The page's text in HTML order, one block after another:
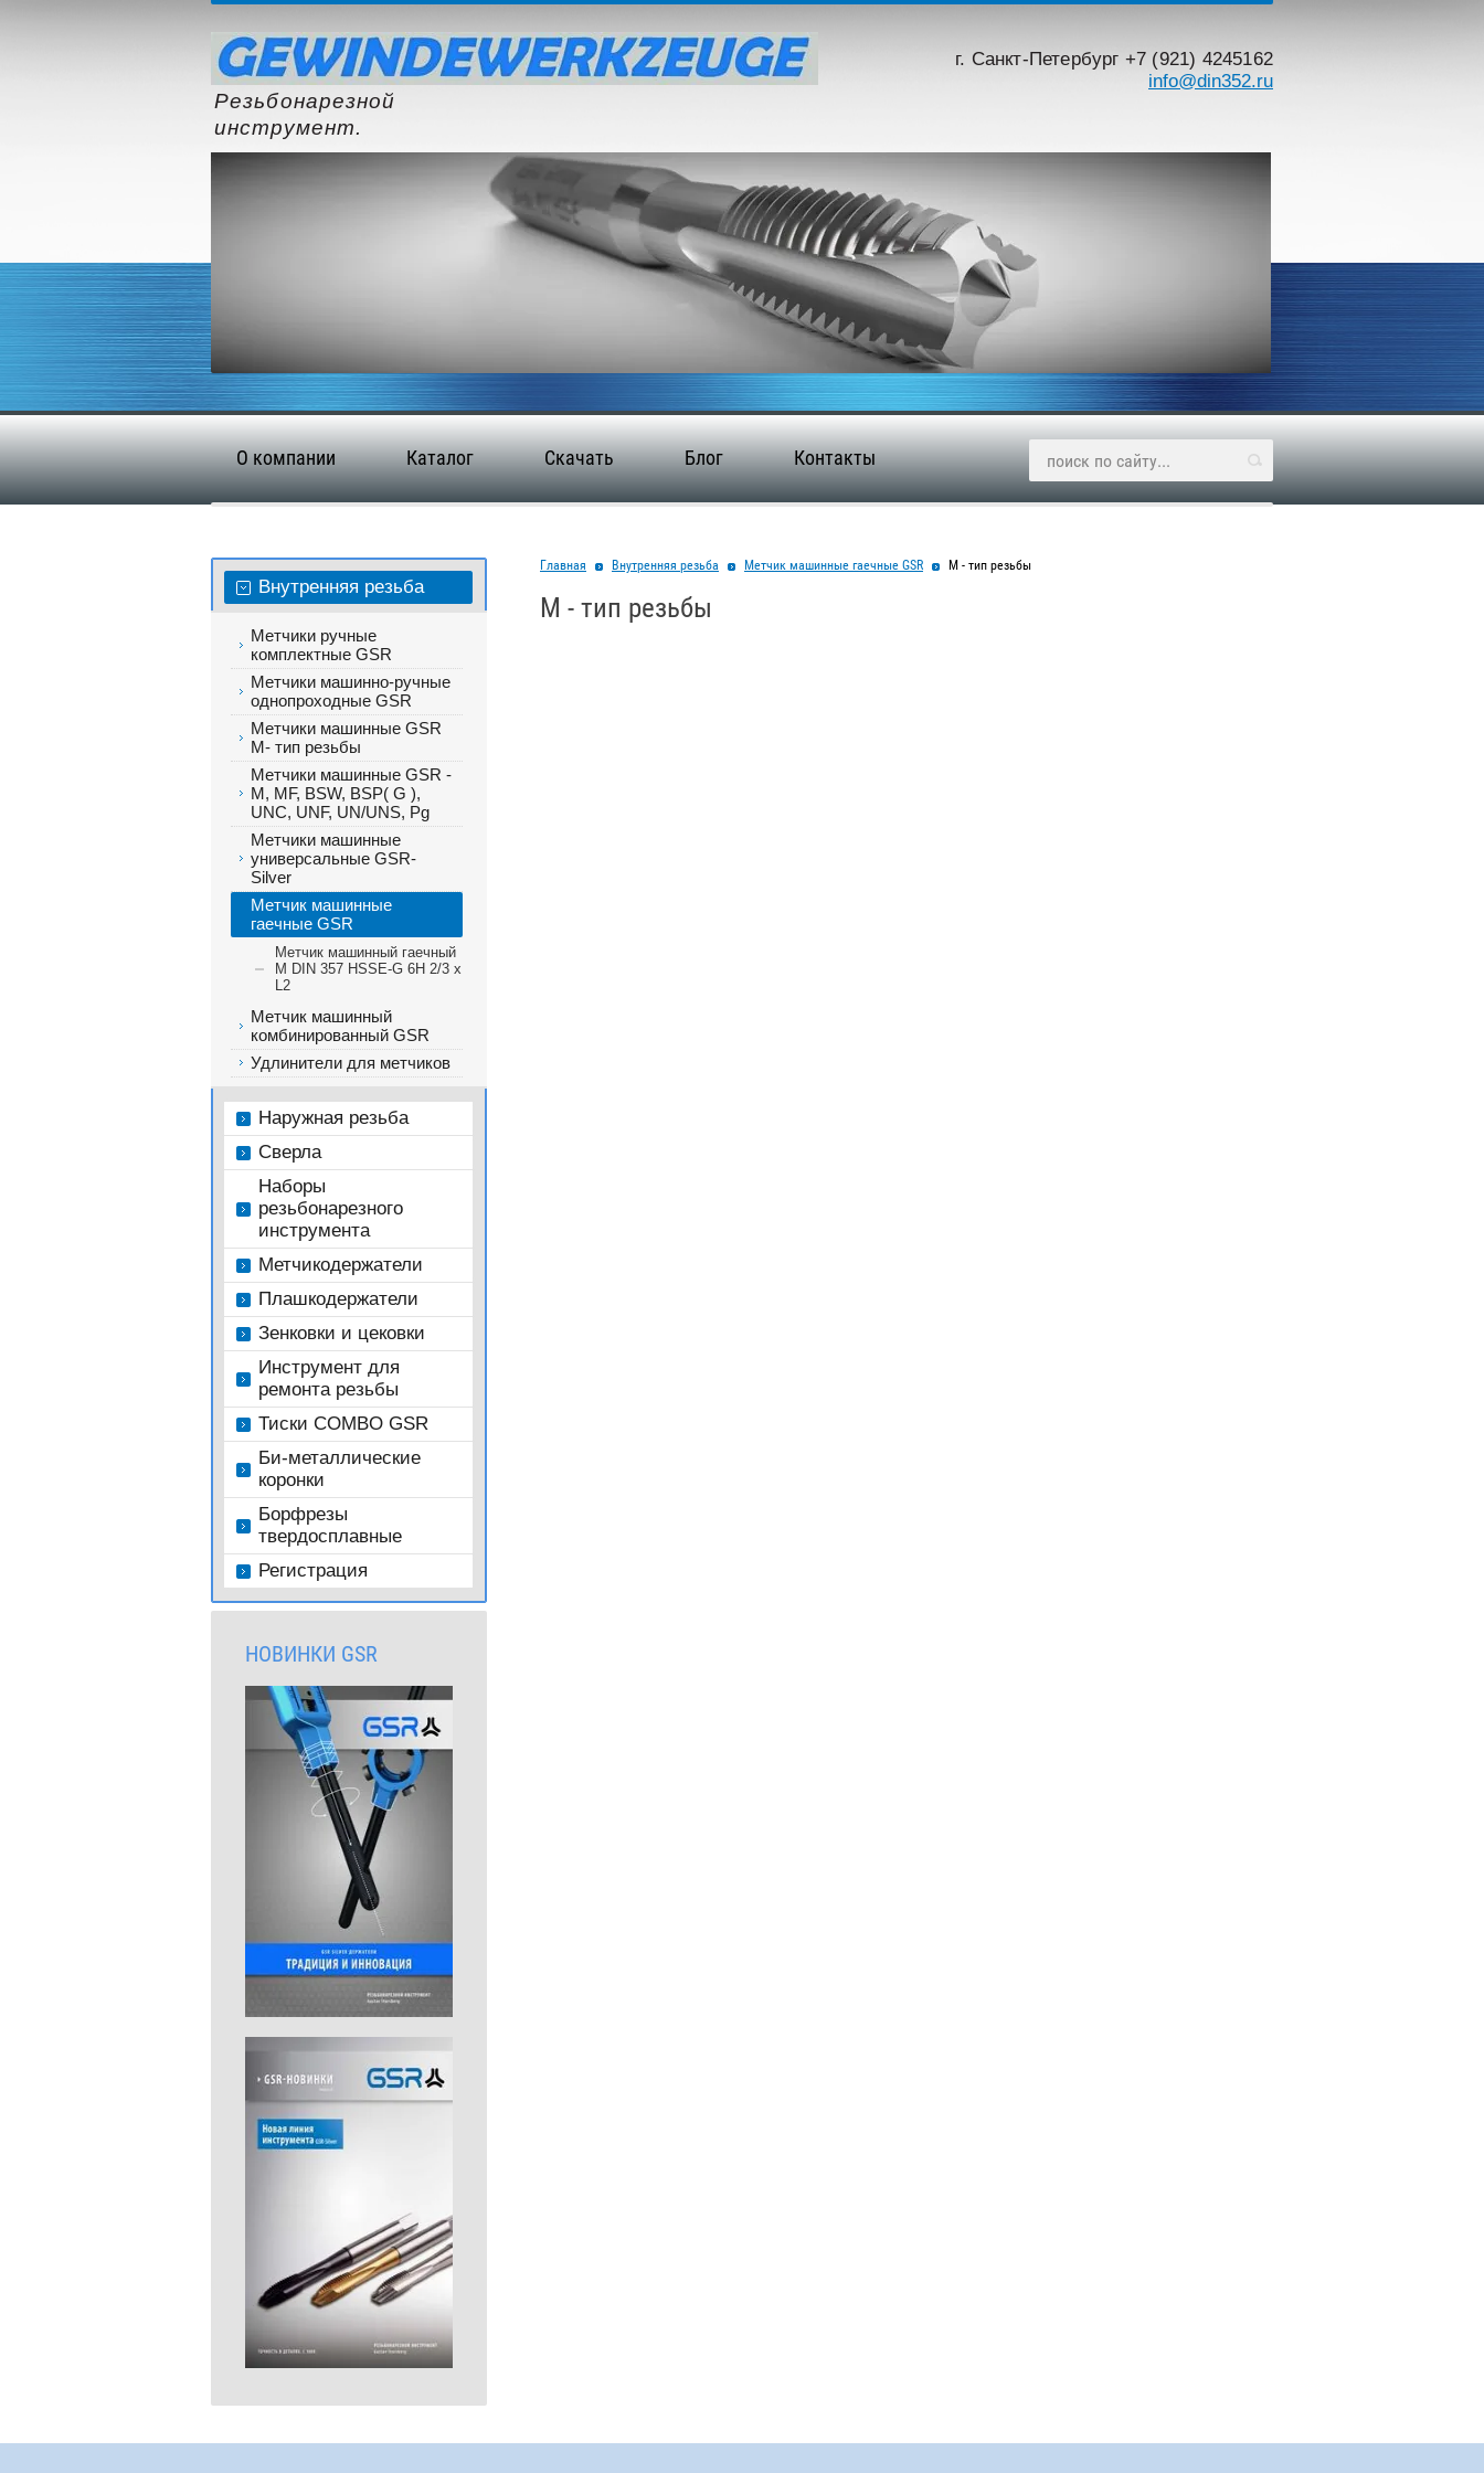
Резьбонарезной
инструмент.
г. Санкт-Петербург +7 (921) 4245162
info@din352.ru
О компании Каталог Скачать Блог Контакты
Внутренняя резьба
Метчики ручные
комплектные GSR
Метчики машинно-ручные
однопроходные GSR
Метчики машинные GSR
М- тип резьбы
Метчики машинные GSR -
M, MF, BSW, BSP( G ),
UNC, UNF, UN/UNS, Pg
Метчики машинные
универсальные GSR-
Silver
Метчик машинные
гаечные GSR
Метчик машинный гаечный
М DIN 357 HSSE-G 6H 2/3 x
L2
Метчик машинный
комбинированный GSR
Удлинители для метчиков
Наружная резьба
Сверла
Наборы
резьбонарезного
инструмента
Метчикодержатели
Плашкодержатели
Зенковки и цековки
Инструмент для
ремонта резьбы
Тиски COMBO GSR
Би-металлические
коронки
Борфрезы
твердосплавные
Регистрация
НОВИНКИ GSR
Главная Внутренняя резьба Метчик машинные гаечные GSR М - тип резьбы
М - тип резьбы